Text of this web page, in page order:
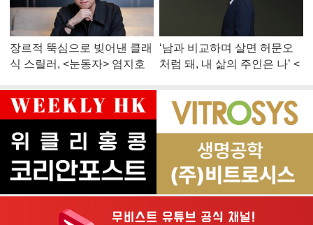
장르적 뚝심으로 빚어낸 클래
식 스릴러, <눈동자> 염지호
‘남과 비교하며 살면 허문오
처럼 돼, 내 삶의 주인은 나’ <